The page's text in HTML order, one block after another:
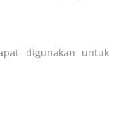
digunakan untuk